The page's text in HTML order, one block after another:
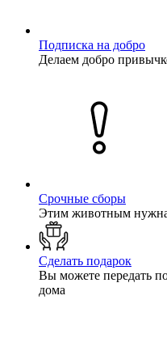
Подписка на добро
Делаем добро
Срочные сборы
Этим животным
Сделать подарок
Вы можете передать
дома